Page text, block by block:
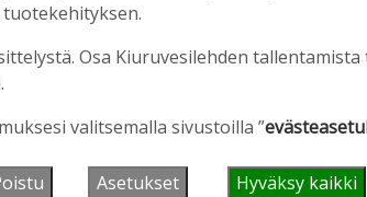
Osa Kiuruvesilehden
valitsemalla sivustoilla ”
Asetukset Hyväksy kaikki